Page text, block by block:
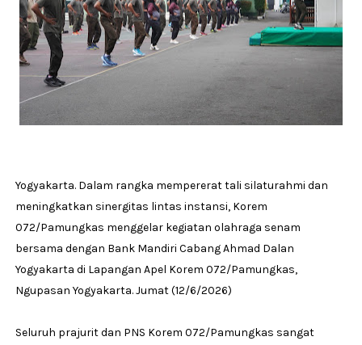
Yogyakarta. Dalam rangka mempererat tali silaturahmi dan
meningkatkan sinergitas lintas instansi, Korem
072/Pamungkas menggelar kegiatan olahraga senam
bersama dengan Bank Mandiri Cabang Ahmad Dalan
Yogyakarta di Lapangan Apel Korem 072/Pamungkas,
Ngupasan Yogyakarta. Jumat (12/6/2026)
Seluruh prajurit dan PNS Korem 072/Pamungkas sangat